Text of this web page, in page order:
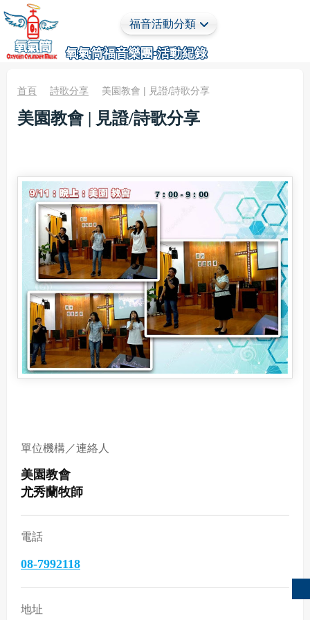
氧氣筒福音樂團•活動紀錄
福音活動分類
首頁 詩歌分享
美園教會 | 見證/詩歌分
享
美園教會 | 見證/詩歌分享
單位機構／連絡人
美園教會
尤秀蘭牧師
電話
08-7992118
地址